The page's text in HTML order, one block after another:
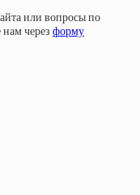
или вопросы по
через форму